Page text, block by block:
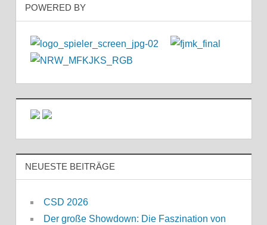
POWERED BY
NEUESTE BEITRÄGE
CSD 2026
Der große Showdown: Die Faszination von